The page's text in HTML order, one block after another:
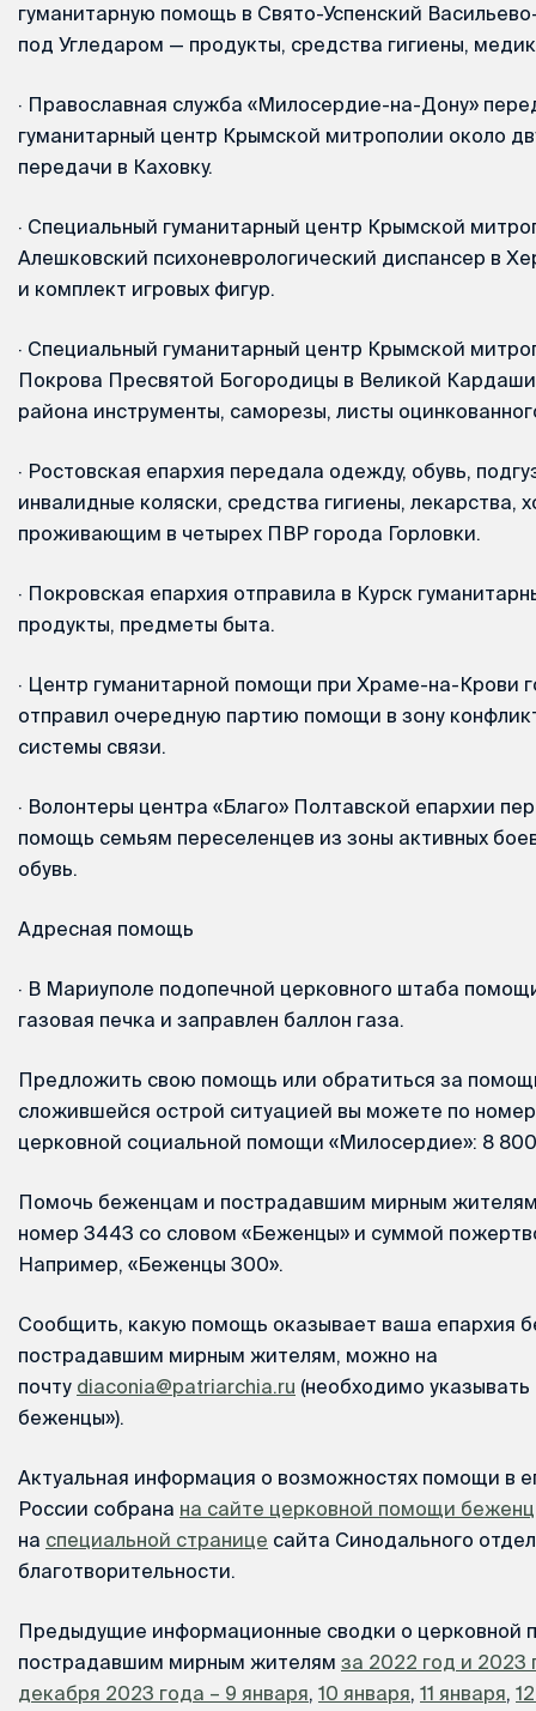
гуманитарную помощь в Свято-Успенский
под Угледаром — продукты, средства гигиены,
· Православная служба «Милосердие-на-Дону»
гуманитарный центр Крымской митрополии около
передачи в Каховку.
· Специальный гуманитарный центр Крымской
Алешковский психоневрологический диспансер в
и комплект игровых фигур.
· Специальный гуманитарный центр Крымской
Покрова Пресвятой Богородицы в Великой
района инструменты, саморезы, листы
· Ростовская епархия передала одежду, обувь,
инвалидные коляски, средства гигиены, лекарства,
проживающим в четырех ПВР города Горловки.
· Покровская епархия отправила в Курск
продукты, предметы быта.
· Центр гуманитарной помощи при Храме-на-Крови
отправил очередную партию помощи в зону
системы связи.
· Волонтеры центра «Благо» Полтавской епархии
помощь семьям переселенцев из зоны активных
обувь.
Адресная помощь
· В Мариуполе подопечной церковного штаба
газовая печка и заправлен баллон газа.
Предложить свою помощь или обратиться за
сложившейся острой ситуацией вы можете по
церковной социальной помощи «Милосердие»: 8
Помочь беженцам и пострадавшим мирным
номер 3443 со словом «Беженцы» и суммой
Например, «Беженцы 300».
Сообщить, какую помощь оказывает ваша епархия
пострадавшим мирным жителям, можно на
почту diaconia@patriarchia.ru (необходимо
беженцы»).
Актуальная информация о возможностях помощи в
России собрана на сайте церковной помощи
на специальной странице сайта Синодального
благотворительности.
Предыдущие информационные сводки о церковной
пострадавшим мирным жителям за 2022 год и 2023
декабря 2023 года – 9 января, 10 января, 11 января,